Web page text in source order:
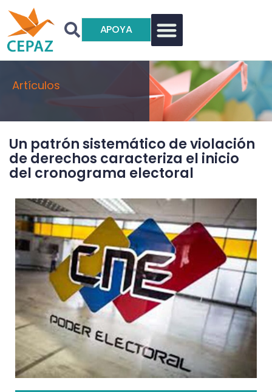
APOYA
Artículos
Un patrón sistemático de violación
de derechos caracteriza el inicio
del cronograma electoral